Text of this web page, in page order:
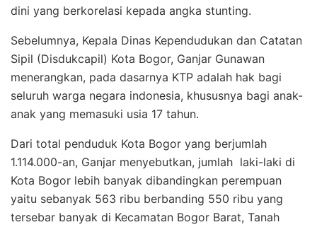
dini yang berkorelasi kepada angka stunting.
Sebelumnya, Kepala Dinas Kependudukan dan Catatan
Sipil (Disdukcapil) Kota Bogor, Ganjar Gunawan
menerangkan, pada dasarnya KTP adalah hak bagi
seluruh warga negara indonesia, khususnya bagi anak-
anak yang memasuki usia 17 tahun.
Dari total penduduk Kota Bogor yang berjumlah
1.114.000-an, Ganjar menyebutkan, jumlah laki-laki di
Kota Bogor lebih banyak dibandingkan perempuan
yaitu sebanyak 563 ribu berbanding 550 ribu yang
tersebar banyak di Kecamatan Bogor Barat, Tanah